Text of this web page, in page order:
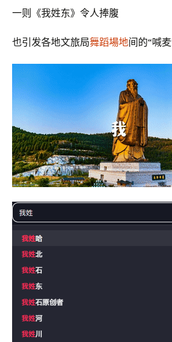
一则《我姓东》令人捧腹
也引发各地文旅局舞蹈場地间的“喊